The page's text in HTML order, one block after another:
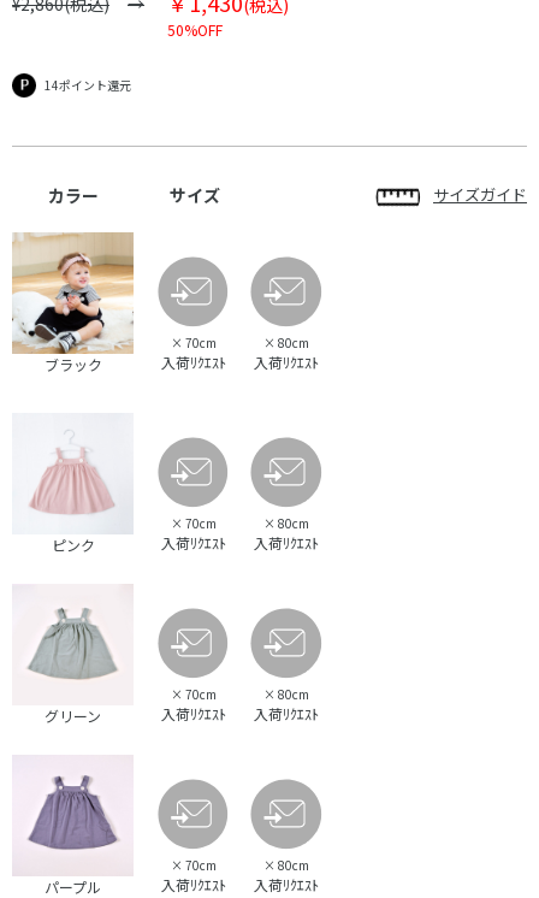
50%OFF
14ポイント還元
カラー サイズ サイズガイド
ブラック
× 70cm
入荷ﾘｸｴｽﾄ
× 80cm
入荷ﾘｸｴｽﾄ
ピンク
× 70cm
入荷ﾘｸｴｽﾄ
× 80cm
入荷ﾘｸｴｽﾄ
グリーン
× 70cm
入荷ﾘｸｴｽﾄ
× 80cm
入荷ﾘｸｴｽﾄ
パープル
× 70cm
入荷ﾘｸｴｽﾄ
× 80cm
入荷ﾘｸｴｽﾄ